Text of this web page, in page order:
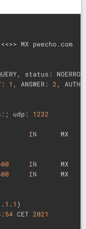
MX pwecho.com
status:
1 , ANSWER: 2 ,
udp: 1232
IN
      MX
IN
IN
. 1 . 1 )
:54 CET 2021